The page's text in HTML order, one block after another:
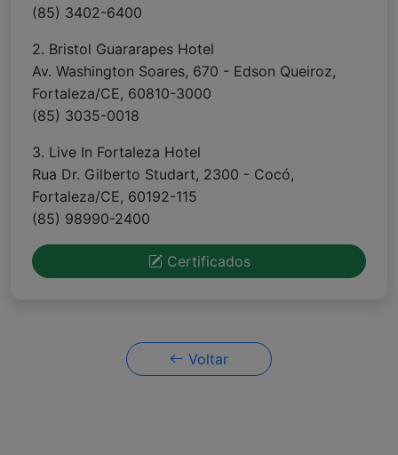
(85) 3402-6400
2. Bristol Guararapes Hotel
Av. Washington Soares, 670 - Edson Queiroz,
Fortaleza/CE, 60810-3000
(85) 3035-0018
3. Live In Fortaleza Hotel
Rua Dr. Gilberto Studart, 2300 - Cocó,
Fortaleza/CE, 60192-115
(85) 98990-2400
Certificados
Voltar